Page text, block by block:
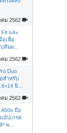
ม 2562
Fit และ
อเพื่อ
มผ...
ม 2562
Duo
สำหรับ
นิ...
ม 2562
A50s มือ
อัปเกรด
พ...